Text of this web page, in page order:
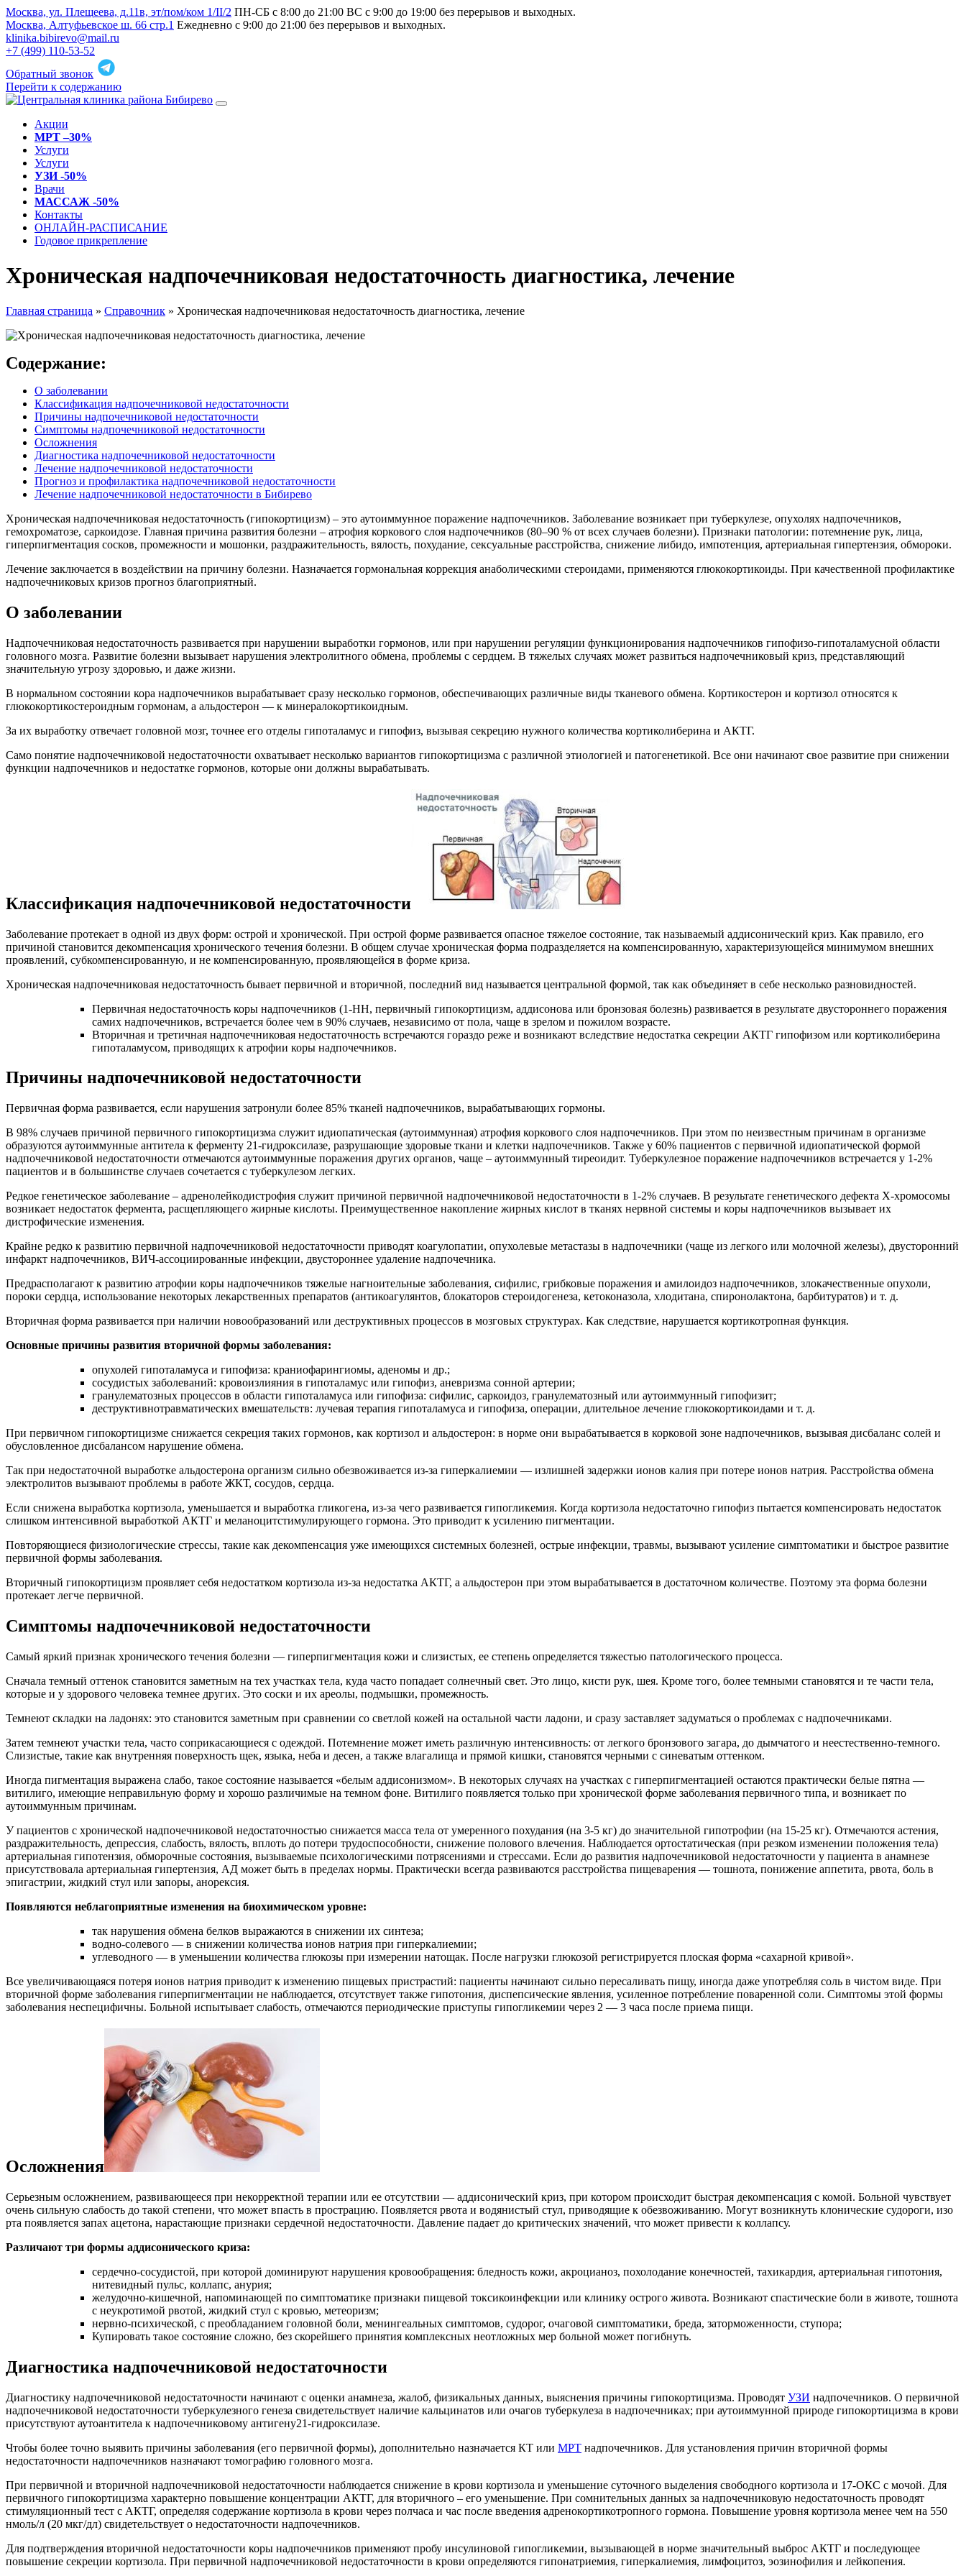
Москва, ул. Плещеева, д.11в, эт/пом/ком 1/II/2 ПН-СБ с 8:00 до 21:00 ВС с 9:00 до 19:00 без перерывов и выходных.
Москва, Алтуфьевское ш. 66 стр.1 Ежедневно с 9:00 до 21:00 без перерывов и выходных.
klinika.bibirevo@mail.ru
+7 (499) 110-53-52
Обратный звонок
Перейти к содержанию
Акции
МРТ –30%
Услуги
Услуги
УЗИ -50%
Врачи
МАССАЖ -50%
Контакты
ОНЛАЙН-РАСПИСАНИЕ
Годовое прикрепление
Хроническая надпочечниковая недостаточность диагностика, лечение
Главная страница » Справочник » Хроническая надпочечниковая недостаточность диагностика, лечение
Содержание:
О заболевании
Классификация надпочечниковой недостаточности
Причины надпочечниковой недостаточности
Симптомы надпочечниковой недостаточности
Осложнения
Диагностика надпочечниковой недостаточности
Лечение надпочечниковой недостаточности
Прогноз и профилактика надпочечниковой недостаточности
Лечение надпочечниковой недостаточности в Бибирево
Хроническая надпочечниковая недостаточность (гипокортицизм) – это аутоиммунное поражение надпочечников. Заболевание возникает при туберкулезе, опухолях надпочечников,
гемохроматозе, саркоидозе. Главная причина развития болезни – атрофия коркового слоя надпочечников (80–90 % от всех случаев болезни). Признаки патологии: потемнение рук, лица,
гиперпигментация сосков, промежности и мошонки, раздражительность, вялость, похудание, сексуальные расстройства, снижение либидо, импотенция, артериальная гипертензия, обмороки.
Лечение заключается в воздействии на причину болезни. Назначается гормональная коррекция анаболическими стероидами, применяются глюкокортикоиды. При качественной профилактике
надпочечниковых кризов прогноз благоприятный.
О заболевании
Надпочечниковая недостаточность развивается при нарушении выработки гормонов, или при нарушении регуляции функционирования надпочечников гипофизо-гипоталамусной области
головного мозга. Развитие болезни вызывает нарушения электролитного обмена, проблемы с сердцем. В тяжелых случаях может развиться надпочечниковый криз, представляющий
значительную угрозу здоровью, и даже жизни.
В нормальном состоянии кора надпочечников вырабатывает сразу несколько гормонов, обеспечивающих различные виды тканевого обмена. Кортикостерон и кортизол относятся к
глюкокортикостероидным гормонам, а альдостерон — к минералокортикоидным.
За их выработку отвечает головной мозг, точнее его отделы гипоталамус и гипофиз, вызывая секрецию нужного количества кортиколиберина и АКТГ.
Само понятие надпочечниковой недостаточности охватывает несколько вариантов гипокортицизма с различной этиологией и патогенетикой. Все они начинают свое развитие при снижении
функции надпочечников и недостатке гормонов, которые они должны вырабатывать.
Классификация надпочечниковой недостаточности
Заболевание протекает в одной из двух форм: острой и хронической. При острой форме развивается опасное тяжелое состояние, так называемый аддисонический криз. Как правило, его
причиной становится декомпенсация хронического течения болезни. В общем случае хроническая форма подразделяется на компенсированную, характеризующейся минимумом внешних
проявлений, субкомпенсированную, и не компенсированную, проявляющейся в форме криза.
Хроническая надпочечниковая недостаточность бывает первичной и вторичной, последний вид называется центральной формой, так как объединяет в себе несколько разновидностей.
Первичная недостаточность коры надпочечников (1-НН, первичный гипокортицизм, аддисонова или бронзовая болезнь) развивается в результате двустороннего поражения
самих надпочечников, встречается более чем в 90% случаев, независимо от пола, чаще в зрелом и пожилом возрасте.
Вторичная и третичная надпочечниковая недостаточность встречаются гораздо реже и возникают вследствие недостатка секреции АКТГ гипофизом или кортиколиберина
гипоталамусом, приводящих к атрофии коры надпочечников.
Причины надпочечниковой недостаточности
Первичная форма развивается, если нарушения затронули более 85% тканей надпочечников, вырабатывающих гормоны.
В 98% случаев причиной первичного гипокортицизма служит идиопатическая (аутоиммунная) атрофия коркового слоя надпочечников. При этом по неизвестным причинам в организме
образуются аутоиммунные антитела к ферменту 21-гидроксилазе, разрушающие здоровые ткани и клетки надпочечников. Также у 60% пациентов с первичной идиопатической формой
надпочечниковой недостаточности отмечаются аутоиммунные поражения других органов, чаще – аутоиммунный тиреоидит. Туберкулезное поражение надпочечников встречается у 1-2%
пациентов и в большинстве случаев сочетается с туберкулезом легких.
Редкое генетическое заболевание – адренолейкодистрофия служит причиной первичной надпочечниковой недостаточности в 1-2% случаев. В результате генетического дефекта Х-хромосомы
возникает недостаток фермента, расщепляющего жирные кислоты. Преимущественное накопление жирных кислот в тканях нервной системы и коры надпочечников вызывает их
дистрофические изменения.
Крайне редко к развитию первичной надпочечниковой недостаточности приводят коагулопатии, опухолевые метастазы в надпочечники (чаще из легкого или молочной железы), двусторонний
инфаркт надпочечников, ВИЧ-ассоциированные инфекции, двустороннее удаление надпочечника.
Предрасполагают к развитию атрофии коры надпочечников тяжелые нагноительные заболевания, сифилис, грибковые поражения и амилоидоз надпочечников, злокачественные опухоли,
пороки сердца, использование некоторых лекарственных препаратов (антикоагулянтов, блокаторов стероидогенеза, кетоконазола, хлодитана, спиронолактона, барбитуратов) и т. д.
Вторичная форма развивается при наличии новообразований или деструктивных процессов в мозговых структурах. Как следствие, нарушается кортикотропная функция.
Основные причины развития вторичной формы заболевания:
опухолей гипоталамуса и гипофиза: краниофарингиомы, аденомы и др.;
сосудистых заболеваний: кровоизлияния в гипоталамус или гипофиз, аневризма сонной артерии;
гранулематозных процессов в области гипоталамуса или гипофиза: сифилис, саркоидоз, гранулематозный или аутоиммунный гипофизит;
деструктивнотравматических вмешательств: лучевая терапия гипоталамуса и гипофиза, операции, длительное лечение глюкокортикоидами и т. д.
При первичном гипокортицизме снижается секреция таких гормонов, как кортизол и альдостерон: в норме они вырабатывается в корковой зоне надпочечников, вызывая дисбаланс солей и
обусловленное дисбалансом нарушение обмена.
Так при недостаточной выработке альдостерона организм сильно обезвоживается из-за гиперкалиемии — излишней задержки ионов калия при потере ионов натрия. Расстройства обмена
электролитов вызывают проблемы в работе ЖКТ, сосудов, сердца.
Если снижена выработка кортизола, уменьшается и выработка гликогена, из-за чего развивается гипогликемия. Когда кортизола недостаточно гипофиз пытается компенсировать недостаток
слишком интенсивной выработкой АКТГ и меланоцитстимулирующего гормона. Это приводит к усилению пигментации.
Повторяющиеся физиологические стрессы, такие как декомпенсация уже имеющихся системных болезней, острые инфекции, травмы, вызывают усиление симптоматики и быстрое развитие
первичной формы заболевания.
Вторичный гипокортицизм проявляет себя недостатком кортизола из-за недостатка АКТГ, а альдостерон при этом вырабатывается в достаточном количестве. Поэтому эта форма болезни
протекает легче первичной.
Симптомы надпочечниковой недостаточности
Самый яркий признак хронического течения болезни — гиперпигментация кожи и слизистых, ее степень определяется тяжестью патологического процесса.
Сначала темный оттенок становится заметным на тех участках тела, куда часто попадает солнечный свет. Это лицо, кисти рук, шея. Кроме того, более темными становятся и те части тела,
которые и у здорового человека темнее других. Это соски и их ареолы, подмышки, промежность.
Темнеют складки на ладонях: это становится заметным при сравнении со светлой кожей на остальной части ладони, и сразу заставляет задуматься о проблемах с надпочечниками.
Затем темнеют участки тела, часто соприкасающиеся с одеждой. Потемнение может иметь различную интенсивность: от легкого бронзового загара, до дымчатого и неестественно-темного.
Слизистые, такие как внутренняя поверхность щек, языка, неба и десен, а также влагалища и прямой кишки, становятся черными с синеватым оттенком.
Иногда пигментация выражена слабо, такое состояние называется «белым аддисонизмом». В некоторых случаях на участках с гиперпигментацией остаются практически белые пятна —
витилиго, имеющие неправильную форму и хорошо различимые на темном фоне. Витилиго появляется только при хронической форме заболевания первичного типа, и возникает по
аутоиммунным причинам.
У пациентов с хронической надпочечниковой недостаточностью снижается масса тела от умеренного похудания (на 3-5 кг) до значительной гипотрофии (на 15-25 кг). Отмечаются астения,
раздражительность, депрессия, слабость, вялость, вплоть до потери трудоспособности, снижение полового влечения. Наблюдается ортостатическая (при резком изменении положения тела)
артериальная гипотензия, обморочные состояния, вызываемые психологическими потрясениями и стрессами. Если до развития надпочечниковой недостаточности у пациента в анамнезе
присутствовала артериальная гипертензия, АД может быть в пределах нормы. Практически всегда развиваются расстройства пищеварения — тошнота, понижение аппетита, рвота, боль в
эпигастрии, жидкий стул или запоры, анорексия.
Появляются неблагоприятные изменения на биохимическом уровне:
так нарушения обмена белков выражаются в снижении их синтеза;
водно-солевого — в снижении количества ионов натрия при гиперкалиемии;
углеводного — в уменьшении количества глюкозы при измерении натощак. После нагрузки глюкозой регистрируется плоская форма «сахарной кривой».
Все увеличивающаяся потеря ионов натрия приводит к изменению пищевых пристрастий: пациенты начинают сильно пересаливать пищу, иногда даже употребляя соль в чистом виде. При
вторичной форме заболевания гиперпигментации не наблюдается, отсутствует также гипотония, диспепсические явления, усиленное потребление поваренной соли. Симптомы этой формы
заболевания неспецифичны. Больной испытывает слабость, отмечаются периодические приступы гипогликемии через 2 — 3 часа после приема пищи.
Осложнения
Серьезным осложнением, развивающееся при некорректной терапии или ее отсутствии — аддисонический криз, при котором происходит быстрая декомпенсация с комой. Больной чувствует
очень сильную слабость до такой степени, что может впасть в прострацию. Появляется рвота и водянистый стул, приводящие к обезвоживанию. Могут возникнуть клонические судороги, изо
рта появляется запах ацетона, нарастающие признаки сердечной недостаточности. Давление падает до критических значений, что может привести к коллапсу.
Различают три формы аддисонического криза:
сердечно-сосудистой, при которой доминируют нарушения кровообращения: бледность кожи, акроцианоз, похолодание конечностей, тахикардия, артериальная гипотония,
нитевидный пульс, коллапс, анурия;
желудочно-кишечной, напоминающей по симптоматике признаки пищевой токсикоинфекции или клинику острого живота. Возникают спастические боли в животе, тошнота
с неукротимой рвотой, жидкий стул с кровью, метеоризм;
нервно-психической, с преобладанием головной боли, менингеальных симптомов, судорог, очаговой симптоматики, бреда, заторможенности, ступора;
Купировать такое состояние сложно, без скорейшего принятия комплексных неотложных мер больной может погибнуть.
Диагностика надпочечниковой недостаточности
Диагностику надпочечниковой недостаточности начинают с оценки анамнеза, жалоб, физикальных данных, выяснения причины гипокортицизма. Проводят УЗИ надпочечников. О первичной
надпочечниковой недостаточности туберкулезного генеза свидетельствует наличие кальцинатов или очагов туберкулеза в надпочечниках; при аутоиммунной природе гипокортицизма в крови
присутствуют аутоантитела к надпочечниковому антигену21-гидроксилазе.
Чтобы более точно выявить причины заболевания (его первичной формы), дополнительно назначается КТ или МРТ надпочечников. Для установления причин вторичной формы
недостаточности надпочечников назначают томографию головного мозга.
При первичной и вторичной надпочечниковой недостаточности наблюдается снижение в крови кортизола и уменьшение суточного выделения свободного кортизола и 17-ОКС с мочой. Для
первичного гипокортицизма характерно повышение концентрации АКТГ, для вторичного – его уменьшение. При сомнительных данных за надпочечниковую недостаточность проводят
стимуляционный тест с АКТГ, определяя содержание кортизола в крови через полчаса и час после введения адренокортикотропного гормона. Повышение уровня кортизола менее чем на 550
нмоль/л (20 мкг/дл) свидетельствует о недостаточности надпочечников.
Для подтверждения вторичной недостаточности коры надпочечников применяют пробу инсулиновой гипогликемии, вызывающей в норме значительный выброс АКТГ и последующее
повышение секреции кортизола. При первичной надпочечниковой недостаточности в крови определяются гипонатриемия, гиперкалиемия, лимфоцитоз, эозинофилия и лейкопения.